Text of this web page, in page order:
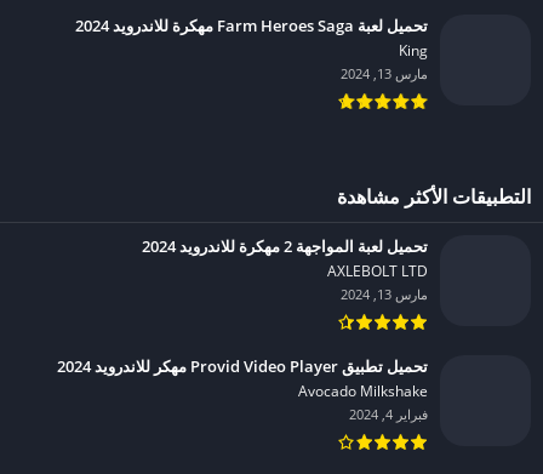
تحميل لعبة Farm Heroes Saga مهكرة للاندرويد 2024
King‏
مارس 13, 2024
التطبيقات الأكثر مشاهدة
تحميل لعبة المواجهة 2 مهكرة للاندرويد 2024
AXLEBOLT LTD‏
مارس 13, 2024
تحميل تطبيق Provid Video Player مهكر للاندرويد 2024
Avocado Milkshake‏
فبراير 4, 2024